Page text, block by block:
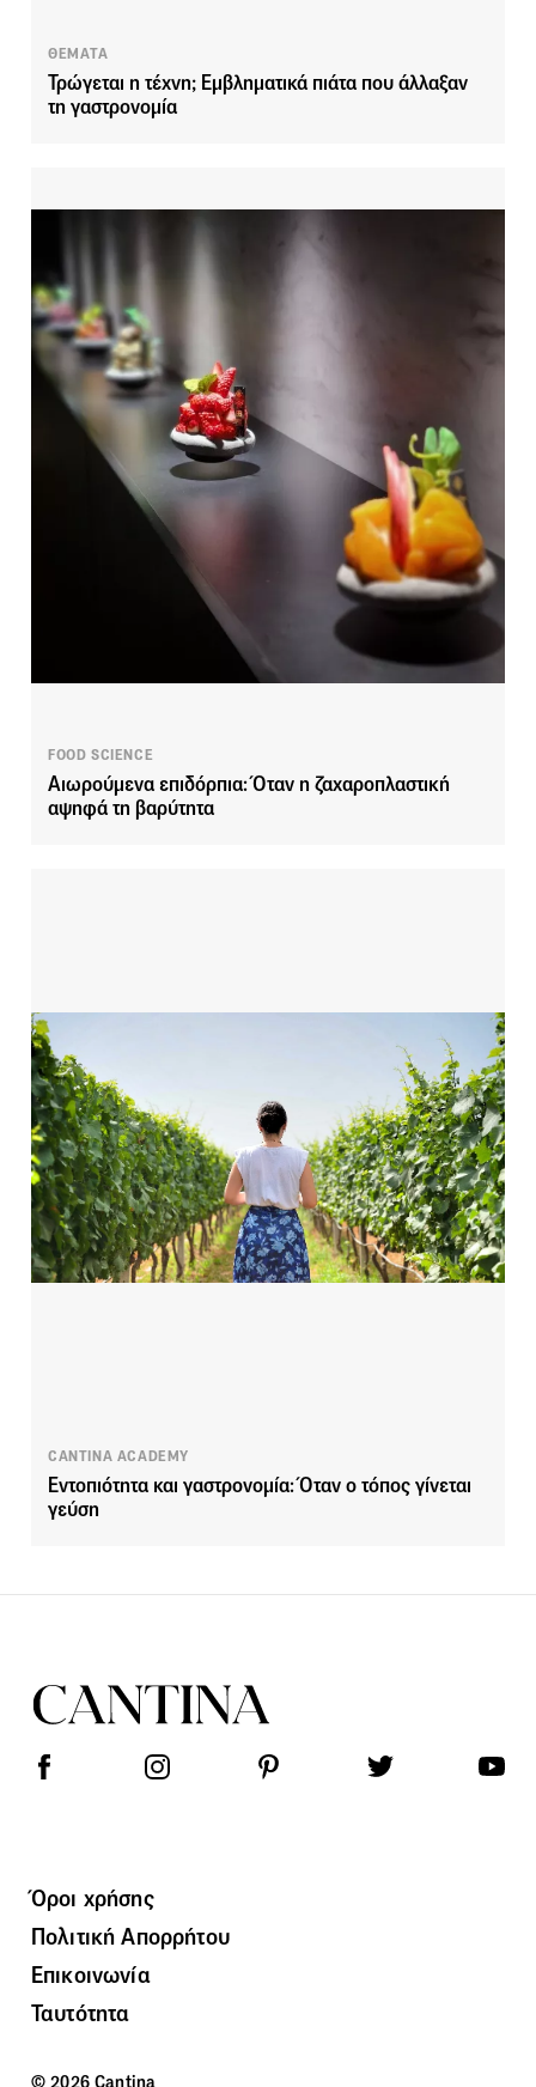
ΘΕΜΑΤΑ
Τρώγεται η τέχνη; Εμβληματικά πιάτα που άλλαξαν
τη γαστρονομία
FOOD SCIENCE
Αιωρούμενα επιδόρπια: Όταν η ζαχαροπλαστική
αψηφά τη βαρύτητα
CANTINA ACADEMY
Εντοπιότητα και γαστρονομία: Όταν ο τόπος γίνεται
γεύση
Όροι χρήσης
Πολιτική Απορρήτου
Επικοινωνία
Ταυτότητα
© 2026 Cantina